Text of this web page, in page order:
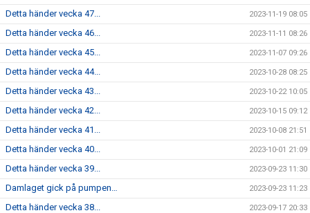
Detta händer vecka 47... 2023-11-19 08:05
Detta händer vecka 46... 2023-11-11 08:26
Detta händer vecka 45... 2023-11-07 09:26
Detta händer vecka 44... 2023-10-28 08:25
Detta händer vecka 43... 2023-10-22 10:05
Detta händer vecka 42... 2023-10-15 09:12
Detta händer vecka 41... 2023-10-08 21:51
Detta händer vecka 40... 2023-10-01 21:09
Detta händer vecka 39... 2023-09-23 11:30
Damlaget gick på pumpen… 2023-09-23 11:23
Detta händer vecka 38... 2023-09-17 20:33